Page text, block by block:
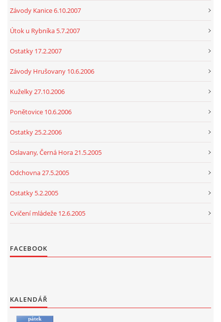
Závody Kanice 6.10.2007
Útok u Rybníka 5.7.2007
Ostatky 17.2.2007
Závody Hrušovany 10.6.2006
Kuželky 27.10.2006
Ponětovice 10.6.2006
Ostatky 25.2.2006
Oslavany, Černá Hora 21.5.2005
Odchovna 27.5.2005
Ostatky 5.2.2005
Cvičení mládeže 12.6.2005
FACEBOOK
KALENDÁŘ
pátek